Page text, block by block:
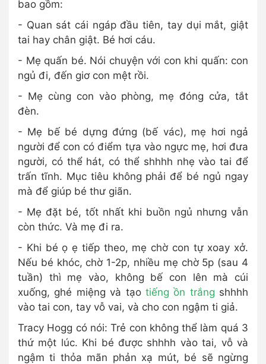
bao gồm:
- Quan sát cái ngáp đầu tiên, tay dụi mắt, giật
tai hay chân giật. Bé hơi cáu.
- Mẹ quấn bé. Nói chuyện với con khi quấn: con
ngủ đi, đến giơ con mệt rồi.
- Mẹ cùng con vào phòng, mẹ đóng cửa, tắt
đèn.
- Mẹ bế bé dựng đứng (bế vác), mẹ hơi ngả
người để con có điểm tựa vào ngực mẹ, hơi đưa
người, có thể hát, có thể shhhh nhẹ vào tai để
trấn tĩnh. Mục tiêu không phải để bé ngủ ngay
mà để giúp bé thư giãn.
- Mẹ đặt bé, tốt nhất khi buồn ngủ nhưng vẫn
còn thức. Và mẹ đi ra.
- Khi bé ọ ẹ tiếp theo, mẹ chờ con tự xoay xở.
Nếu bé khóc, chờ 1-2p, nhiều mẹ chờ 5p (sau 4
tuần) thì mẹ vào, không bế con lên mà cúi
xuống, ghé miệng và tạo tiếng ồn trắng shhhh
vào tai con, tay vỗ vai, và cho con ngậm ti giả.
Tracy Hogg có nói: Trẻ con không thể làm quá 3
thứ một lúc. Khi bé được shhhh vào tai, vỗ và
ngậm ti thỏa mãn phản xạ mút, bé sẽ ngừng